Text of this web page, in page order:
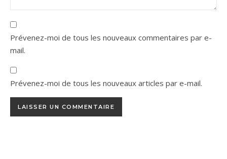
Prévenez-moi de tous les nouveaux commentaires par e-
mail.
Prévenez-moi de tous les nouveaux articles par e-mail.